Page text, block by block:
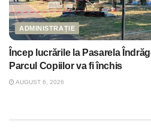
ADMINISTRAȚIE
Încep lucrările la Pasarela
Parcul Copiilor va fi închis
AUGUST 6, 2026